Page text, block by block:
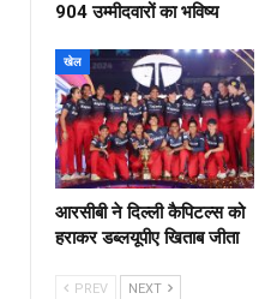
904 उम्मीदवारों का भविष्य
खेल
आरसीबी ने दिल्ली कैपिटल्स को
हराकर डब्लयूपीए खिताब जीता
PREV NEXT